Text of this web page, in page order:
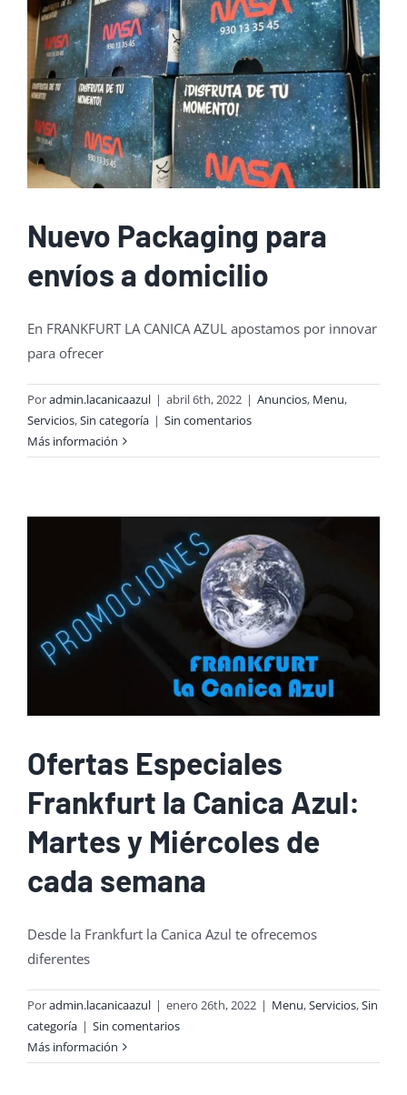
Nuevo Packaging para
envíos a domicilio
En FRANKFURT LA CANICA AZUL apostamos por innovar
para ofrecer
Poradmin.lacanicaazul | abril 6th, 2022 | Anuncios, Menu,
Servicios,Sin categoría | Sin comentarios
Más información
Ofertas Especiales
Frankfurt la Canica Azul:
Martes y Miércoles de
cada semana
Desde la Frankfurt la Canica Azul te ofrecemos
diferentes
Poradmin.lacanicaazul | enero 26th, 2022 | Menu,Servicios,Sin
categoría | Sin comentarios
Más información